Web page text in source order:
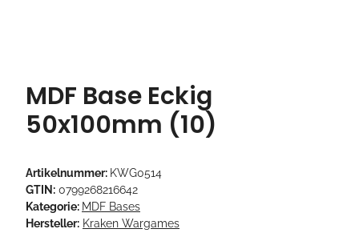
MDF Base Eckig
50x100mm (10)
Artikelnummer: KWG0514
GTIN: 0799268216642
Kategorie: MDF Bases
Hersteller: Kraken Wargames